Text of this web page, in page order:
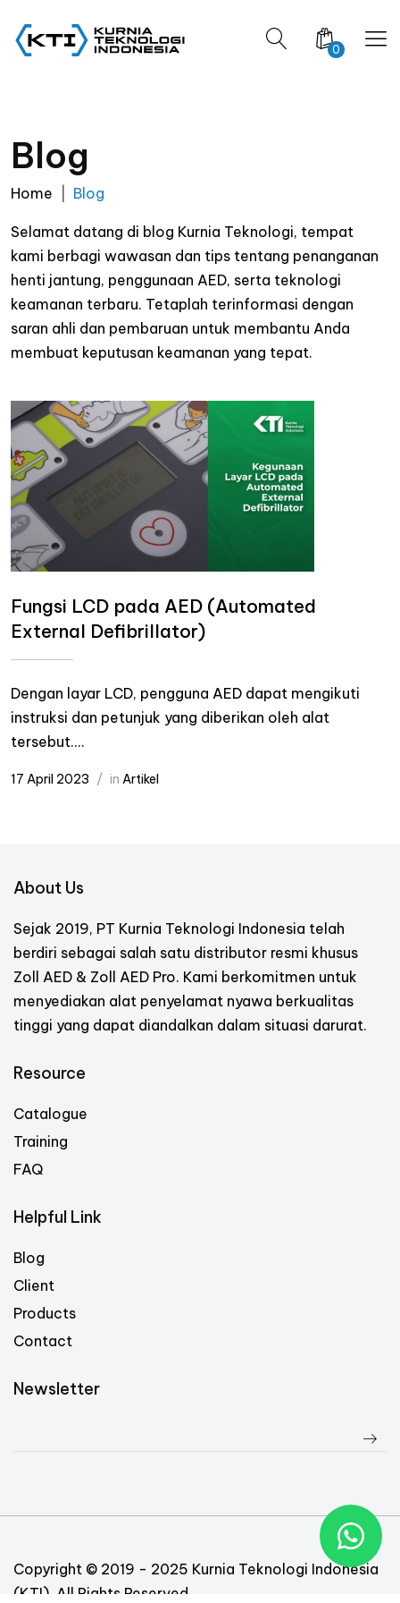
0
Blog
Home Blog
Selamat datang di blog Kurnia Teknologi, tempat
kami berbagi wawasan dan tips tentang penanganan
henti jantung, penggunaan AED, serta teknologi
keamanan terbaru. Tetaplah terinformasi dengan
saran ahli dan pembaruan untuk membantu Anda
membuat keputusan keamanan yang tepat.
Fungsi LCD pada AED (Automated
External Defibrillator)
Dengan layar LCD, pengguna AED dapat mengikuti
instruksi dan petunjuk yang diberikan oleh alat
tersebut....
17 April 2023 in Artikel
About Us
Sejak 2019, PT Kurnia Teknologi Indonesia telah
berdiri sebagai salah satu distributor resmi khusus
Zoll AED & Zoll AED Pro. Kami berkomitmen untuk
menyediakan alat penyelamat nyawa berkualitas
tinggi yang dapat diandalkan dalam situasi darurat.
Resource
Catalogue
Training
FAQ
Helpful Link
Blog
Client
Products
Contact
Newsletter
Copyright © 2019 - 2025 Kurnia Teknologi Indonesia
(KTI). All Rights Reserved